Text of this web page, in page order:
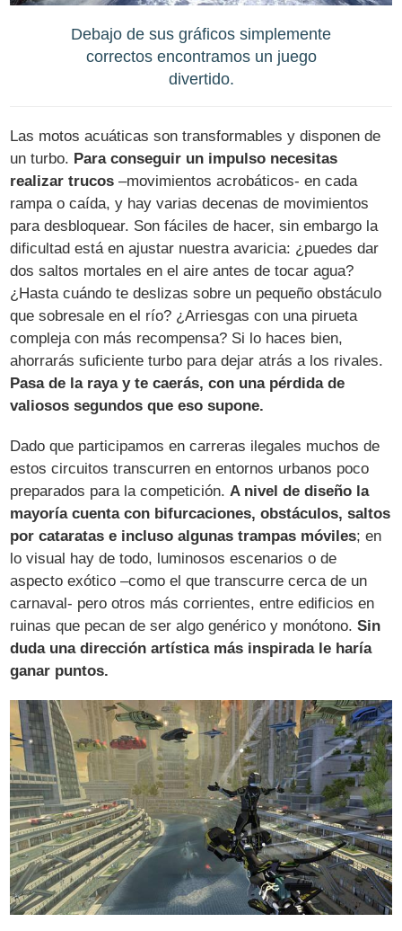
Debajo de sus gráficos simplemente
correctos encontramos un juego
divertido.
Las motos acuáticas son transformables y disponen de
un turbo. Para conseguir un impulso necesitas
realizar trucos –movimientos acrobáticos- en cada
rampa o caída, y hay varias decenas de movimientos
para desbloquear. Son fáciles de hacer, sin embargo la
dificultad está en ajustar nuestra avaricia: ¿puedes dar
dos saltos mortales en el aire antes de tocar agua?
¿Hasta cuándo te deslizas sobre un pequeño obstáculo
que sobresale en el río? ¿Arriesgas con una pirueta
compleja con más recompensa? Si lo haces bien,
ahorrarás suficiente turbo para dejar atrás a los rivales.
Pasa de la raya y te caerás, con una pérdida de
valiosos segundos que eso supone.
Dado que participamos en carreras ilegales muchos de
estos circuitos transcurren en entornos urbanos poco
preparados para la competición.A nivel de diseño la
mayoría cuenta con bifurcaciones, obstáculos, saltos
por cataratas e incluso algunas trampas móviles; en
lo visual hay de todo, luminosos escenarios o de
aspecto exótico –como el que transcurre cerca de un
carnaval- pero otros más corrientes, entre edificios en
ruinas que pecan de ser algo genérico y monótono.Sin
duda una dirección artística más inspirada le haría
ganar puntos.